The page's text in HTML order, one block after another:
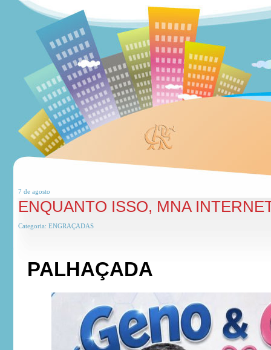
7 de agosto
ENQUANTO ISSO, MNA
Categoria: ENGRAÇADAS
PALHAÇADA